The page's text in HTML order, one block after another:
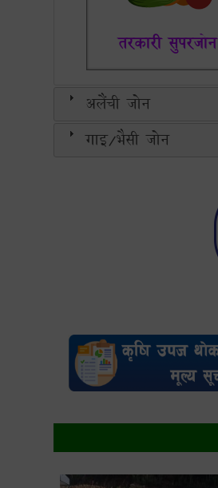
तरकारी सुपरजोन
अलैंची जोन
गाइ/भैसी जोन